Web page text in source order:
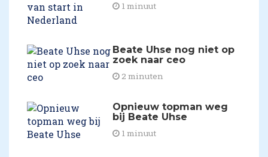
1 minuut
​Beate Uhse nog niet op
zoek naar ceo
2 minuten
​Opnieuw topman weg
bij Beate Uhse
1 minuut